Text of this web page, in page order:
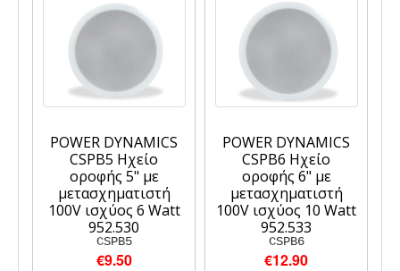
POWER DYNAMICS
CSPB5 Ηχείο
οροφής 5" με
μετασχηματιστή
100V ισχύος 6 Watt
952.530
CSPB5
€9.50
POWER DYNAMICS
CSPB6 Ηχείο
οροφής 6" με
μετασχηματιστή
100V ισχύος 10 Watt
952.533
CSPB6
€12.90